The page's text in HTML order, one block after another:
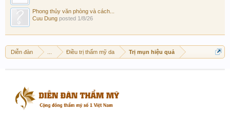
Phong thủy văn phòng và cách...
Cuu Dung posted 1/8/26
Diễn đàn Điều trị thẩm mỹ da Trị mụn hiệu quả